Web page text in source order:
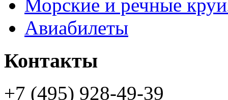
Морские и речные
Авиабилеты
Контакты
+7 (495) 928-49-39